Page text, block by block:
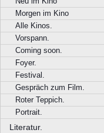
Morgen im Kino
Alle Kinos.
Vorspann.
Coming soon.
Foyer.
Festival.
Gespräch zum Film.
Roter Teppich.
Portrait.
Literatur.